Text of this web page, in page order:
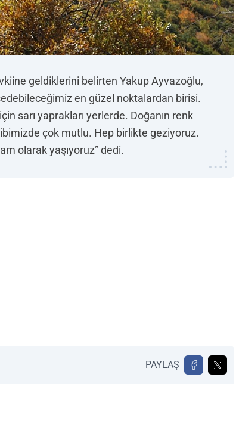
geldiklerini belirten Yakup Ayvazoğlu,
en güzel noktalardan birisi.
sarı yaprakları yerlerde. Doğanın renk
çok mutlu. Hep birlikte geziyoruz.
olarak yaşıyoruz” dedi.
PAYLAŞ